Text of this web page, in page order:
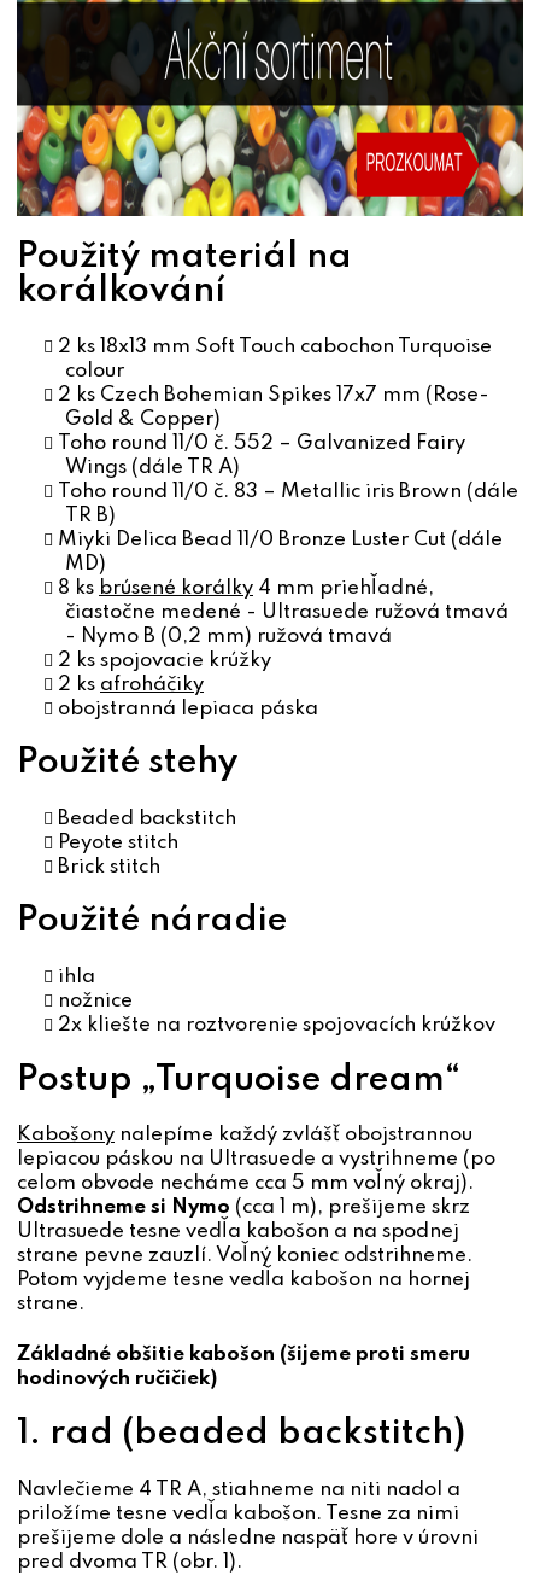
Použitý materiál na
korálkování
2 ks 18x13 mm Soft Touch cabochon Turquoise
colour
2 ks Czech Bohemian Spikes 17x7 mm (Rose-
Gold & Copper)
Toho round 11/0 č. 552 – Galvanized Fairy
Wings (dále TR A)
Toho round 11/0 č. 83 – Metallic iris Brown (dále
TR B)
Miyki Delica Bead 11/0 Bronze Luster Cut (dále
MD)
8 ks brúsené korálky 4 mm priehľadné,
čiastočne medené - Ultrasuede ružová tmavá
- Nymo B (0,2 mm) ružová tmavá
2 ks spojovacie krúžky
2 ks afroháčiky
obojstranná lepiaca páska
Použité stehy
Beaded backstitch
Peyote stitch
Brick stitch
Použité náradie
ihla
nožnice
2x kliešte na roztvorenie spojovacích krúžkov
Postup „Turquoise dream“
Kabošony nalepíme každý zvlášť obojstrannou
lepiacou páskou na Ultrasuede a vystrihneme (po
celom obvode necháme cca 5 mm voľný okraj).
Odstrihneme si Nymo (cca 1 m), prešijeme skrz
Ultrasuede tesne vedľa kabošon a na spodnej
strane pevne zauzlí. Voľný koniec odstrihneme.
Potom vyjdeme tesne vedľa kabošon na hornej
strane.
Základné obšitie kabošon (šijeme proti smeru
hodinových ručičiek)
1. rad (beaded backstitch)
Navlečieme 4 TR A, stiahneme na niti nadol a
priložíme tesne vedľa kabošon. Tesne za nimi
prešijeme dole a následne naspäť hore v úrovni
pred dvoma TR (obr. 1).